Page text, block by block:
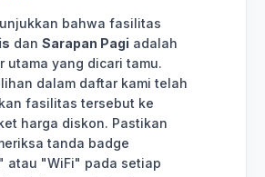
bahwa fasilitas
dan Sarapan Pagi adalah
utama yang dicari tamu.
dalam daftar kami telah
fasilitas tersebut ke
harga diskon. Pastikan
tanda badge
atau "WiFi" pada setiap